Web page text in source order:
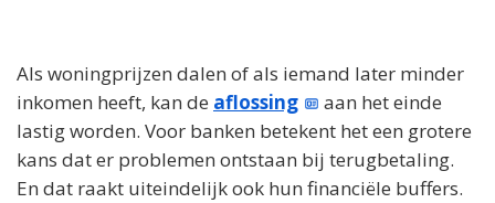
Als woningprijzen dalen of als iemand later minder
inkomen heeft, kan de aflossing
aan het einde
lastig worden. Voor banken betekent het een grotere
kans dat er problemen ontstaan bij terugbetaling.
En dat raakt uiteindelijk ook hun financiële buffers.